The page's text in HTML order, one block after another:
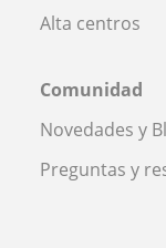
Alta centros
Comunidad
Novedades y
Preguntas y